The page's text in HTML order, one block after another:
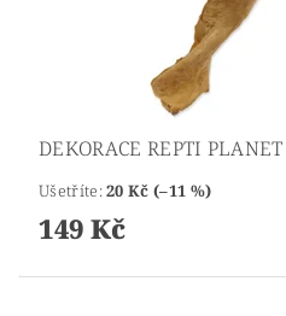
DEKORACE REPTI
Ušetříte:20 Kč (–11 %)
149 Kč